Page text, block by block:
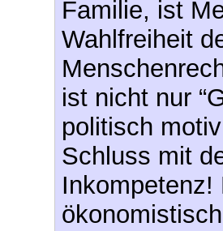
Familie, ist
Wahlfreiheit
ist nicht nur
politisch
Schluss mit
Inkompetenz!